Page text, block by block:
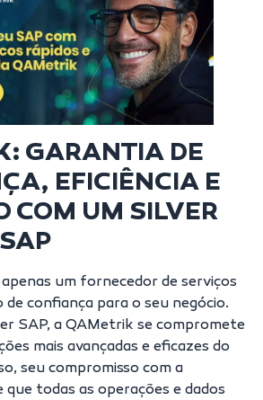
GARANTIA DE
EFICIÊNCIA E
COM UM SILVER
um fornecedor de serviços
de confiança para o seu negócio.
SAP, a QAMetrik se compromete
mais avançadas e eficazes do
seu compromisso com a
todas as operações e dados